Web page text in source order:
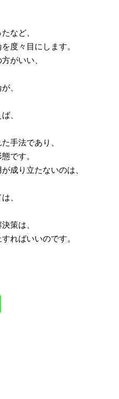
など、
度々目にします。
がいい、
、
、
手法であり、
です。
成り立たないのは、
、
策は、
ればいいのです。